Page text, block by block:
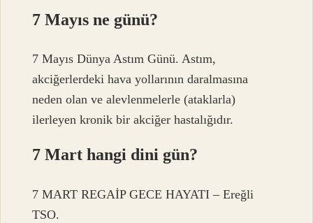
7 Mayıs ne günü?
7 Mayıs Dünya Astım Günü. Astım,
akciğerlerdeki hava yollarının daralmasına
neden olan ve alevlenmelerle (ataklarla)
ilerleyen kronik bir akciğer hastalığıdır.
7 Mart hangi dini gün?
7 MART REGAİP GECE HAYATI – Ereğli
TSO.